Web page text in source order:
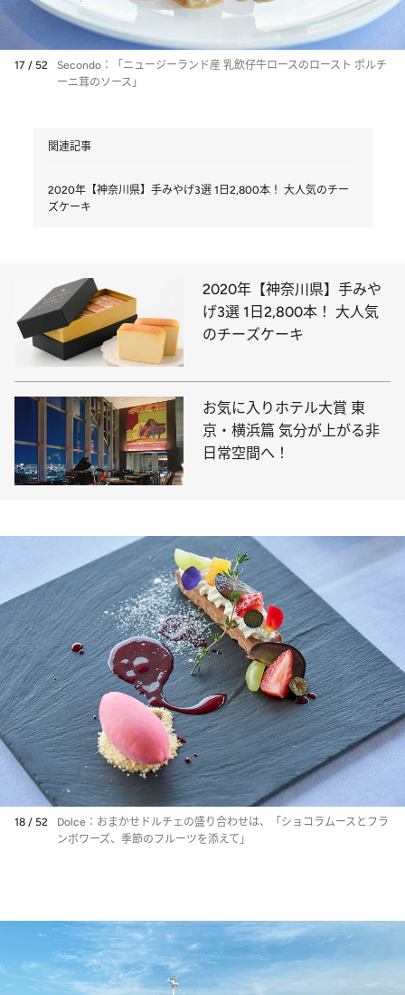
17 / 52
Secondo：「ニュージーランド産 乳飲仔牛ロースのロースト ポルチ
ーニ茸のソース」
関連記事
2020年【神奈川県】手みやげ3選 1日2,800本！ 大人気のチー
ズケーキ
2020年【神奈川県】手みや
げ3選 1日2,800本！ 大人気
のチーズケーキ
お気に入りホテル大賞 東
京・横浜篇 気分が上がる非
日常空間へ！
18 / 52
Dolce：おまかせドルチェの盛り合わせは、「ショコラムースとフラ
ンボワーズ、季節のフルーツを添えて」